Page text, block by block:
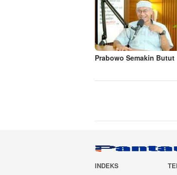
Prabowo Semakin Butut
INDEKS